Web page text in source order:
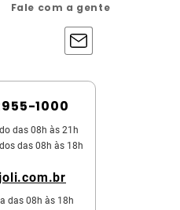
Fale com a gente
1000
das 08h às 21h
das 08h às 18h
das 08h às 18h